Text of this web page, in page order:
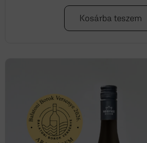
Kosárba teszem